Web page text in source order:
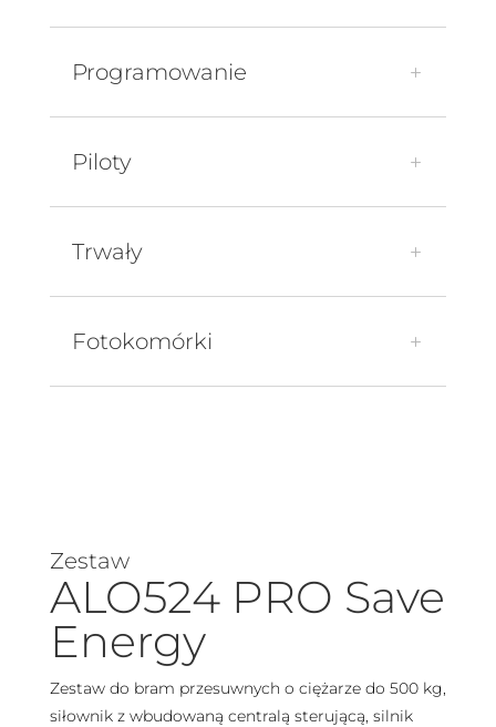
Programowanie
Piloty
Trwały
Fotokomórki
Zestaw
ALO524 PRO Save
Energy
Zestaw do bram przesuwnych o ciężarze do 500 kg,
siłownik z wbudowaną centralą sterującą, silnik